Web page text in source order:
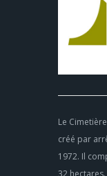
Le
créé par
1972. Il